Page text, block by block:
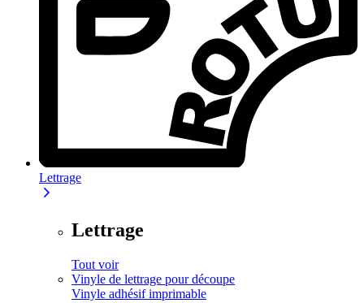
Lettrage
Lettrage
Tout voir
Vinyle de lettrage pour découpe
Vinyle adhésif imprimable